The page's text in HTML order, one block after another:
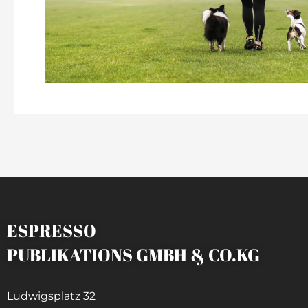
ESPRESSO
PUBLIKATIONS GMBH & CO.KG
Ludwigsplatz 32